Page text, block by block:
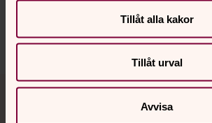
Tillåt alla kakor
Tillåt urval
Avvisa
atvids.forsamling@svenskakyrkan.se
Dela
Tillbaka till toppen
Tillbaka till innehållet